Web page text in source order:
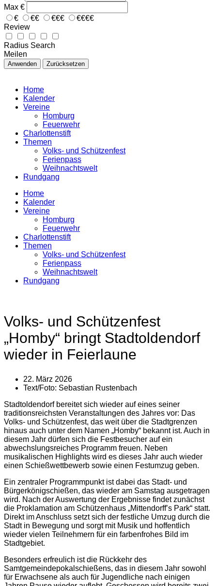
Max €
€
€€ €€€
€€€€
Review
Radius Search
Meilen
Anwenden Zurücksetzen
Home
Kalender
Vereine
Homburg
Feuerwehr
Charlottenstift
Themen
Volks- und Schützenfest
Ferienpass
Weihnachtswelt
Rundgang
Home
Kalender
Vereine
Homburg
Feuerwehr
Charlottenstift
Themen
Volks- und Schützenfest
Ferienpass
Weihnachtswelt
Rundgang
Volks- und Schützenfest
„Homby“ bringt Stadtoldendorf
wieder in Feierlaune
22. März 2026
Text/Foto: Sebastian Rustenbach
Stadtoldendorf bereitet sich wieder auf eines seiner
traditionsreichsten Veranstaltungen des Jahres vor: Das
Volks- und Schützenfest, das weit über die Stadtgrenzen
hinaus auch unter dem Namen „Homby“ bekannt ist. Auch in
diesem Jahr dürfen sich die Festbesucher auf ein
abwechslungsreiches Programm freuen. Neben
musikalischen Highlights wird es dieses Jahr auch wieder
einen Schießwettbewerb sowie einen Festumzug geben.
Ein zentraler Programmpunkt ist dabei das Stadt- und
Bürgerkönigschießen, das wieder am Samstag ausgetragen
wird. Nach der Auswertung der Ergebnisse findet zunächst
die Proklamation am Schützenhaus „Mittendorff’s Park“ statt.
Direkt im Anschluss setzt sich der festliche Umzug durch die
Stadt in Bewegung und sorgt mit Musik und hoffentlich
wieder vielen Teilnehmern für ein farbenfrohes Bild im
Stadtgebiet.
Besonders erfreulich ist die Rückkehr des
Samtgemeindepokalschießens, das in diesem Jahr sowohl
für Erwachsene als auch für Jugendliche nach einigen